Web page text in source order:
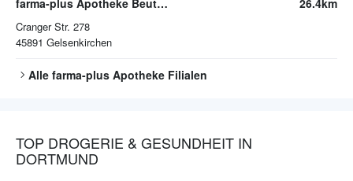
farma-plus Apotheke Beuth in Erle
Cranger Str. 278
45891 Gelsenkirchen
26.4km
Alle farma-plus Apotheke Filialen
TOP DROGERIE & GESUNDHEIT IN
DORTMUND